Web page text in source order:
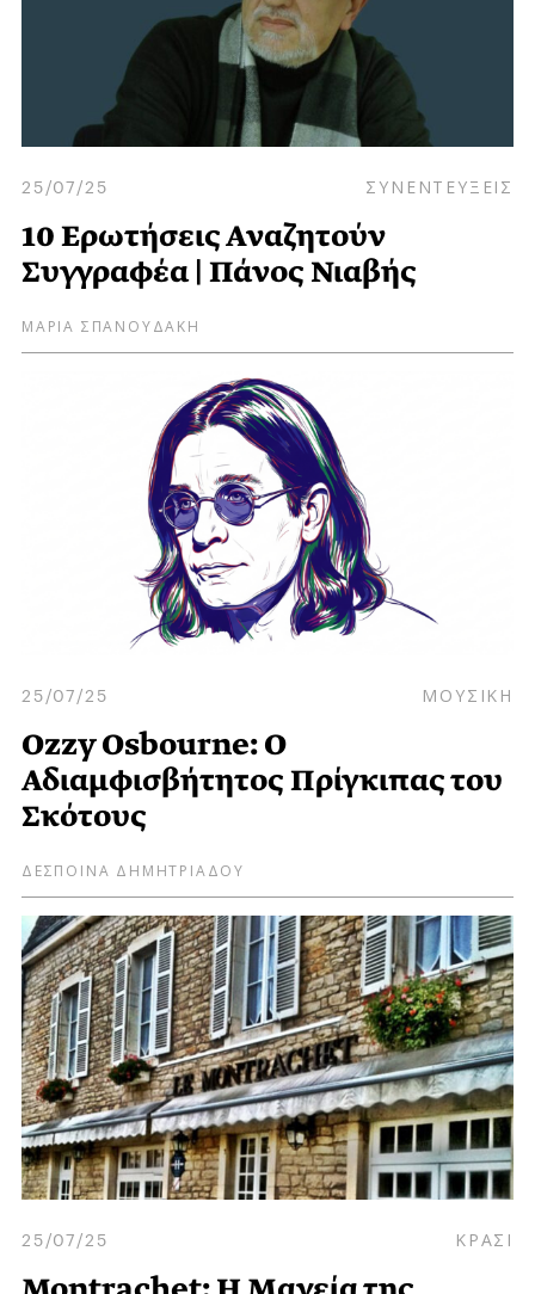
25/07/25 ΣΥΝΕΝΤΕΥΞΕΙΣ
10 Ερωτήσεις Αναζητούν
Συγγραφέα | Πάνος Νιαβής
ΜΑΡΙΑ ΣΠΑΝΟΥΔΑΚΗ
25/07/25 ΜΟΥΣΙΚΗ
Ozzy Osbourne: Ο
Αδιαμφισβήτητος Πρίγκιπας του
Σκότους
ΔΕΣΠΟΙΝΑ ΔΗΜΗΤΡΙΑΔΟΥ
25/07/25 ΚΡΑΣΙ